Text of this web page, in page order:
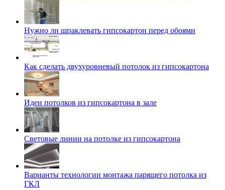
Нужно ли шпаклевать гипсокартон перед обоями
Как сделать двухуровневый потолок из гипсокартона
Идеи потолков из гипсокартона в зале
Световые линии на потолке из гипсокартона
Варианты технологии монтажа парящего потолка из
ГКЛ